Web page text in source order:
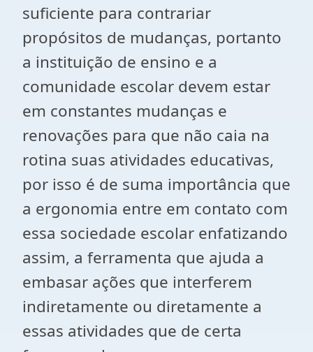
suficiente para contrariar
propósitos de mudanças, portanto
a instituição de ensino e a
comunidade escolar devem estar
em constantes mudanças e
renovações para que não caia na
rotina suas atividades educativas,
por isso é de suma importância que
a ergonomia entre em contato com
essa sociedade escolar enfatizando
assim, a ferramenta que ajuda a
embasar ações que interferem
indiretamente ou diretamente a
essas atividades que de certa